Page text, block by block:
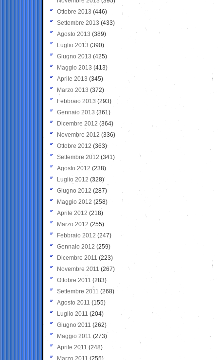
Ottobre 2013 (446)
Settembre 2013 (433)
Agosto 2013 (389)
Luglio 2013 (390)
Giugno 2013 (425)
Maggio 2013 (413)
Aprile 2013 (345)
Marzo 2013 (372)
Febbraio 2013 (293)
Gennaio 2013 (361)
Dicembre 2012 (364)
Novembre 2012 (336)
Ottobre 2012 (363)
Settembre 2012 (341)
Agosto 2012 (238)
Luglio 2012 (328)
Giugno 2012 (287)
Maggio 2012 (258)
Aprile 2012 (218)
Marzo 2012 (255)
Febbraio 2012 (247)
Gennaio 2012 (259)
Dicembre 2011 (223)
Novembre 2011 (267)
Ottobre 2011 (283)
Settembre 2011 (268)
Agosto 2011 (155)
Luglio 2011 (204)
Giugno 2011 (262)
Maggio 2011 (273)
Aprile 2011 (248)
Marzo 2011 (255)